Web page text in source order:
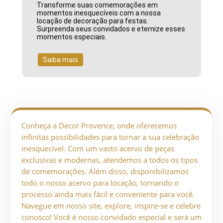
Transforme suas comemorações em
momentos inesquecíveis com a nossa
locação de decoração para festas.
Surpreenda seus convidados e eternize esses
momentos especiais.
Saiba mais
Conheça a Decor Provence, onde oferecemos
infinitas possibilidades para tornar a sua celebração
inesquecível. Com um vasto acervo de peças
exclusivas e modernas, atendemos a todos os tipos
de comemorações. Além disso, disponibilizamos
todo o nosso acervo para locação, tornando o
processo ainda mais fácil e conveniente para você.
Navegue em nosso site, explore, inspire-se e celebre
conosco! Você é nosso convidado especial e será um